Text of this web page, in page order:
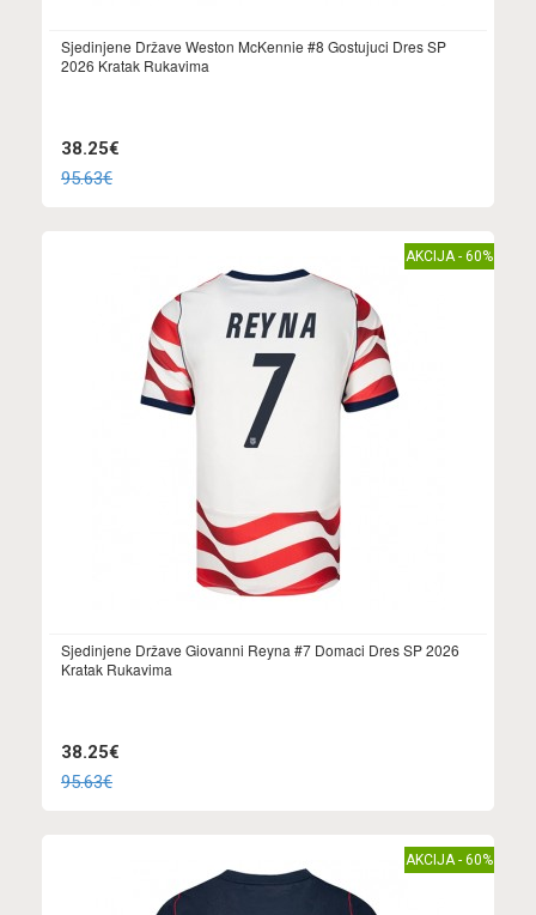
Sjedinjene Države Weston McKennie #8 Gostujuci Dres SP
2026 Kratak Rukavima
38.25€
95.63€
AKCIJA - 60%
Sjedinjene Države Giovanni Reyna #7 Domaci Dres SP 2026
Kratak Rukavima
38.25€
95.63€
AKCIJA - 60%